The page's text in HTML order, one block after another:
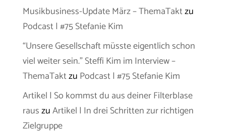
Musikbusiness-Update März – ThemaTaktzu
Podcast | #75 Stefanie Kim
“Unsere Gesellschaft müsste eigentlich schon
viel weiter sein.” Steffi Kim im Interview –
ThemaTaktzu Podcast | #75 Stefanie Kim
Artikel | So kommst du aus deiner Filterblase
rauszuArtikel | In drei Schritten zur richtigen
Zielgruppe